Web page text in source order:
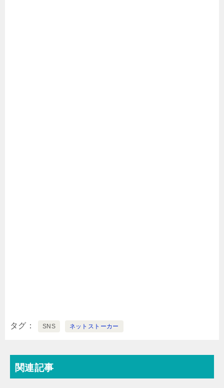
タグ SNS ネットストーカー
関連記事